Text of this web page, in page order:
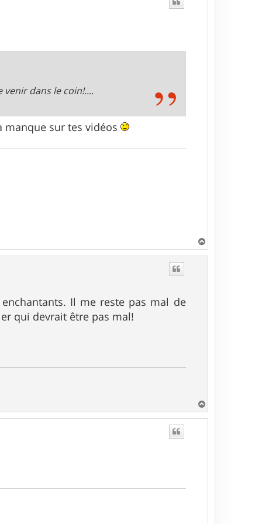
venir dans le coin!....
manque sur tes vidéos
a
Il me reste pas mal de
qui devrait être pas mal!
a